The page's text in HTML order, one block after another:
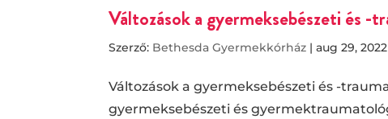
Változások a gyermeksebészeti és -
Szerző: Bethesda Gyermekkórház |aug 29, 2022
Változások a gyermeksebészeti és -
gyermeksebészeti és